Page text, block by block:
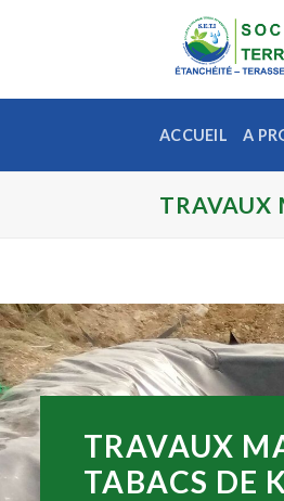
ACCUEIL A
TRAVAUX
TRAVAUX
TABACS DE